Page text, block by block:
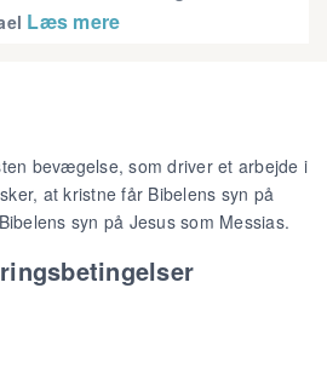
Læs mere
bevægelse, som driver et arbejde i
at kristne får Bibelens syn på
syn på Jesus som Messias.